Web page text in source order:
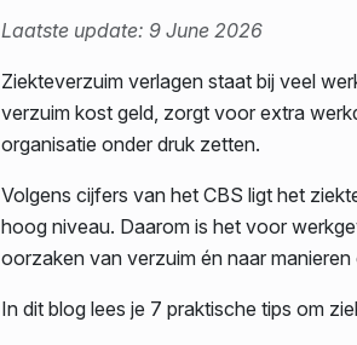
Laatste update: 9 June 2026
Ziekteverzuim verlagen staat bij veel
verzuim kost geld, zorgt voor extra
organisatie onder druk zetten.
Volgens cijfers van het CBS ligt het
hoog niveau. Daarom is het voor
oorzaken van verzuim én naar
In dit blog lees je 7 praktische tips om